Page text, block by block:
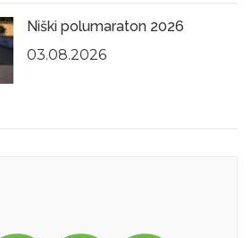
Niški polumaraton 2026
03.08.2026